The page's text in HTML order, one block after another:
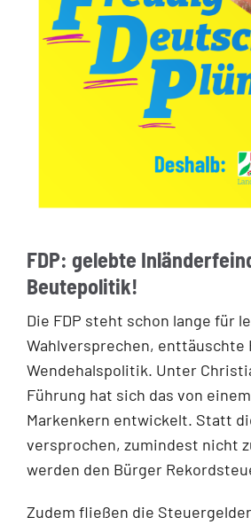
FDP: gelebte
Beutepolitik!
Die FDP steht schon lange für
Wahlversprechen, enttäuschte
Wendehalspolitik. Unter
Führung hat sich das von
Markenkern entwickelt. Statt
versprochen, zumindest nicht
werden den Bürger
Zudem fließen die